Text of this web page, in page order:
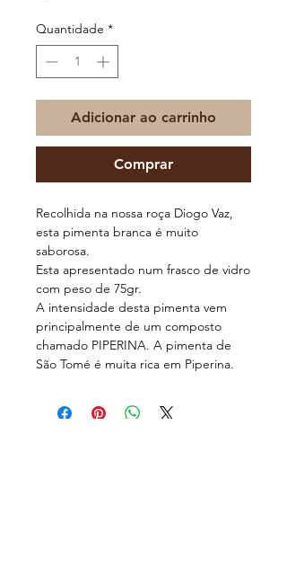
Quantidade *
Adicionar ao carrinho
Comprar
Recolhida na nossa roça Diogo Vaz,
esta pimenta branca é muito
saborosa.
Esta apresentado num frasco de vidro
com peso de 75gr.
A intensidade desta pimenta vem
principalmente de um composto
chamado PIPERINA. A pimenta de
São Tomé é muita rica em Piperina.